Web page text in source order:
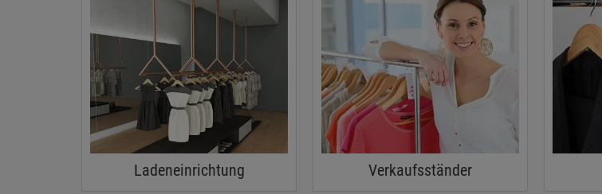
Ladeneinrichtung Verkaufsständer